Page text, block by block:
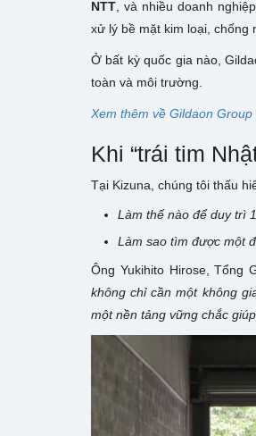
NTT , và nhiều doanh
xử lý bề mặt kim loại, chống
Ở bất kỳ quốc gia nào,
toàn và môi trường.
Xem thêm về Gildaon Group
Khi “trái tim
Tại Kizuna, chúng tôi thấu
Làm thế nào để duy trì
Làm sao tìm được một
Ông Yukihito Hirose, Tổng
không chỉ cần một không
một nền tảng vững chắc